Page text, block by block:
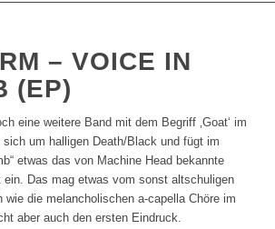
– VOICE IN
(EP)
eine weitere Band mit dem Begriff ‚Goat‘ im
um halligen Death/Black und fügt im
etwas das von Machine Head bekannte
ein. Das mag etwas vom sonst altschuligen
wie die melancholischen a-capella Chöre im
aber auch den ersten Eindruck.